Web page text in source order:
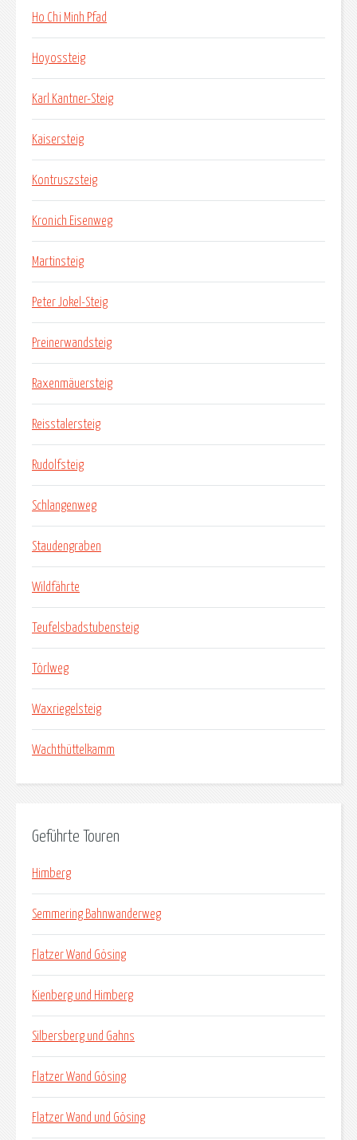
Ho Chi Minh Pfad
Hoyossteig
Karl Kantner-Steig
Kaisersteig
Kontruszsteig
Kronich Eisenweg
Martinsteig
Peter Jokel-Steig
Preinerwandsteig
Raxenmäuersteig
Reisstalersteig
Rudolfsteig
Schlangenweg
Staudengraben
Wildfährte
Teufelsbadstubensteig
Törlweg
Waxriegelsteig
Wachthüttelkamm
Geführte Touren
Himberg
Semmering Bahnwanderweg
Flatzer Wand Gösing
Kienberg und Himberg
Silbersberg und Gahns
Flatzer Wand Gösing
Flatzer Wand und Gösing